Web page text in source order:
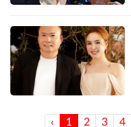
‹ 1 2 3 4